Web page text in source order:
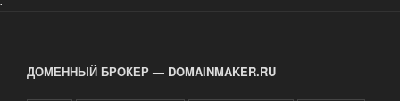
ДОМЕННЫЙ БРОКЕР — DOMAINMAKER.RU